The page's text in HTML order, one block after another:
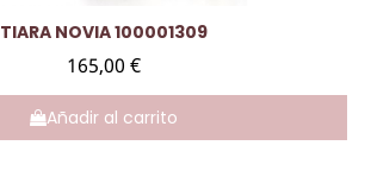
Vista rápida
TIARA NOVIA 100001309
165,00 €
Añadir al carrito